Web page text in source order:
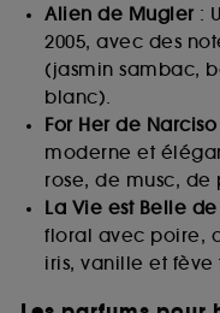
Alien de Mugler:
2005, avec des
(jasmin sambac,
blanc).
For Her de
moderne et
rose, de musc, de
La Vie est Belle
floral avec poire,
iris, vanille et fève